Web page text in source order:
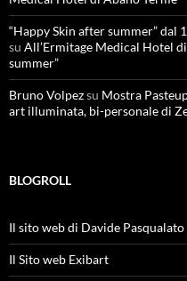
“Happy Skin after summer” dal
su All’Ermitage Medical Hotel
summer”
Bruno Volpezsu Mostra
art illuminata, bi-personale di
BLOGROLL
Il sito web di Davide Pasqualato
Il Sito web Exibart